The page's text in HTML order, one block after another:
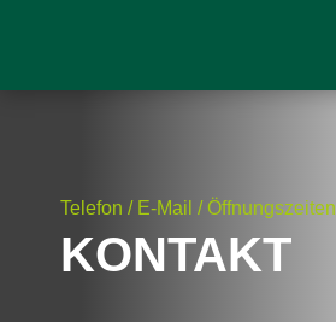
Telefon / E-Mail / Öffnungszeiten
KONTAKT